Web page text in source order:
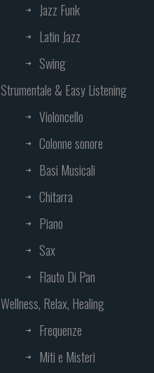
Jazz Funk
Latin Jazz
Swing
Strumentale & Easy Listening
Violoncello
Colonne sonore
Basi Musicali
Chitarra
Piano
Sax
Flauto Di Pan
Wellness, Relax, Healing
Frequenze
Miti e Misteri